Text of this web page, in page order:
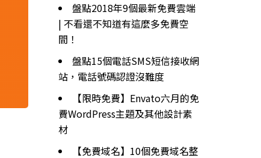
盤點2018年9個最新免費雲端
| 不看還不知道有這麼多免費空
間！
盤點15個電話SMS短信接收網
站，電話號碼認證沒難度
【限時免費】Envato六月的免
費WordPress主題及其他設計素
材
【免費域名】10個免費域名整